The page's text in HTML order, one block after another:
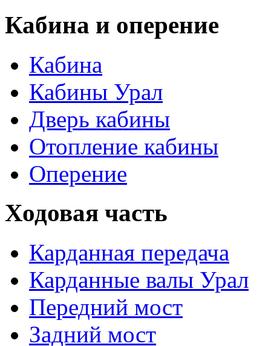
Кабина и оперение
Кабина
Кабины Урал
Дверь кабины
Отопление кабины
Оперение
Ходовая часть
Карданная передача
Карданные валы Урал
Передний мост
Задний мост